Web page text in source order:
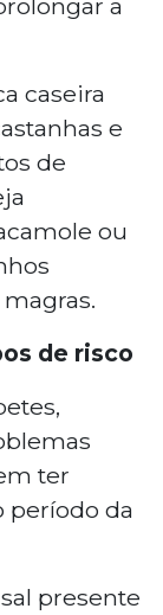
caseira
e
de
ou
de risco
ter
período da
presente